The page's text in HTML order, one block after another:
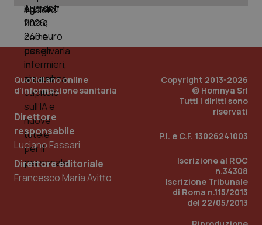
Quotidiano online
d'informazione sanitaria
Direttore
responsabile
Luciano Fassari
Direttore editoriale
Francesco Maria Avitto
Copyright 2013-2026
© Homnya Srl
Tutti i diritti sono
riservati
P.I. e C.F. 13026241003
Iscrizione al ROC
n.34308
Iscrizione Tribunale
di Roma n.115/2013
del 22/05/2013
PHPSESSID
PHP.net
www.quotidianosanita.it